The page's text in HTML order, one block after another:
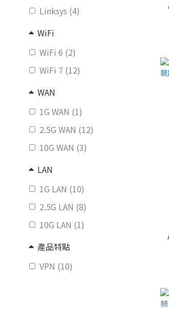
Linksys (4)
WiFi
WiFi 6 (2)
WiFi 7 (12)
WAN
1G WAN (1)
2.5G WAN (12)
10G WAN (3)
LAN
1G LAN (10)
2.5G LAN (8)
10G LAN (1)
產品特點
VPN (10)